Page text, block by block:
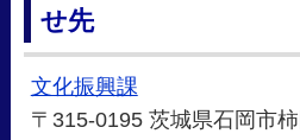
せ先
文化振興課
〒315-0195 茨城県石岡市